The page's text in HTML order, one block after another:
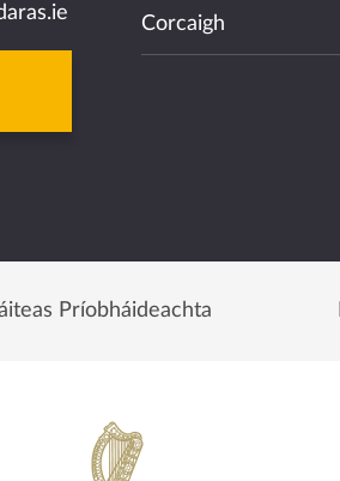
Corcaigh
Príobháideachta